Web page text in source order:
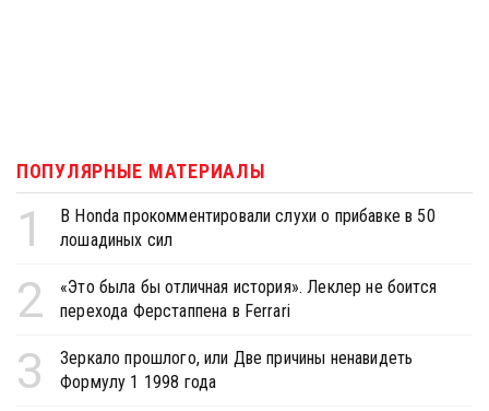
ПОПУЛЯРНЫЕ МАТЕРИАЛЫ
1
В Honda прокомментировали слухи о прибавке в 50
лошадиных сил
2
«Это была бы отличная история». Леклер не боится
перехода Ферстаппена в Ferrari
3
Зеркало прошлого, или Две причины ненавидеть
Формулу 1 1998 года